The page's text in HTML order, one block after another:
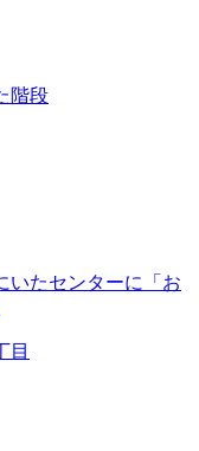
階段
いたセンターに「お
目